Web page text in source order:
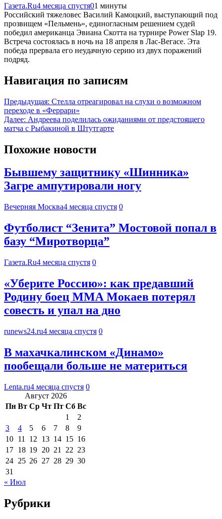
Газета.Ru4 месяца спустя01 минуты
Российский тяжеловес Василий Камоцкий, выступающий под
прозвищем «Пельмень», единогласным решением судей
победил американца Эвиана Скотта на турнире Power Slap 19.
Встреча состоялась в ночь на 18 апреля в Лас-Вегасе. Эта
победа прервала его неудачную серию из двух поражений
подряд.
Навигация по записям
Предыдущая: Стелла отреагировал на слухи о возможном
переходе в «Феррари»
Далее: Андреева поделилась ожиданиями от предстоящего
матча с Рыбакиной в Штутгарте
Похожие новости
Бывшему защитнику «Шинника»
Загре ампутировали ногу
Вечерняя Москва4 месяца спустя 0
Футболист “Зенита” Мостовой попал в
базу “Миротворца”
Газета.Ru4 месяца спустя 0
«Уберите Россию»: как предавший
Родину боец ММА Мокаев потерял
совесть и упал на дно
runews24.ru4 месяца спустя 0
В махачкалинском «Динамо»
пообещали больше не материться
Lenta.ru4 месяца спустя 0
Август 2026
Пн Вт Ср Чт Пт Сб Вс
1
2
3
4 5 6 7 8
9
10 11 12 13 14 15 16
17 18 19 20 21 22 23
24 25 26 27 28 29 30
31
« Июл
Рубрики